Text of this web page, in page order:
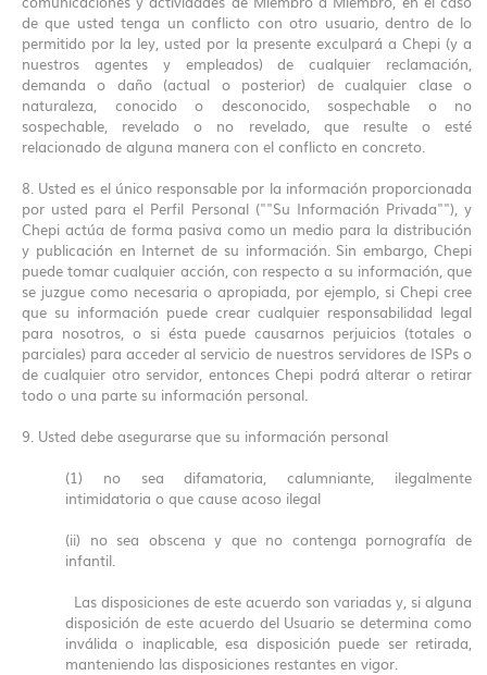
de que usted tenga un conflicto con otro usuario, dentro de lo
permitido por la ley, usted por la presente exculpará a Chepi (y a
nuestros agentes y empleados) de cualquier reclamación,
demanda o daño (actual o posterior) de cualquier clase o
naturaleza, conocido o desconocido, sospechable o no
sospechable, revelado o no revelado, que resulte o esté
relacionado de alguna manera con el conflicto en concreto.
8. Usted es el único responsable por la información proporcionada
por usted para el Perfil Personal (""Su Información Privada""), y
Chepi actúa de forma pasiva como un medio para la distribución
y publicación en Internet de su información. Sin embargo, Chepi
puede tomar cualquier acción, con respecto a su información, que
se juzgue como necesaria o apropiada, por ejemplo, si Chepi cree
que su información puede crear cualquier responsabilidad legal
para nosotros, o si ésta puede causarnos perjuicios (totales o
parciales) para acceder al servicio de nuestros servidores de ISPs o
de cualquier otro servidor, entonces Chepi podrá alterar o retirar
todo o una parte su información personal.
9. Usted debe asegurarse que su información personal
(1) no sea difamatoria, calumniante, ilegalmente
intimidatoria o que cause acoso ilegal
(ii) no sea obscena y que no contenga pornografía de
infantil.
Las disposiciones de este acuerdo son variadas y, si alguna
disposición de este acuerdo del Usuario se determina como
inválida o inaplicable, esa disposición puede ser retirada,
manteniendo las disposiciones restantes en vigor.